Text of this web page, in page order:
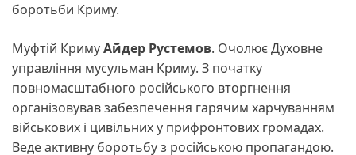
боротьби Криму.
Муфтій КримуАйдер Рустемов. Очолює Духовне
управління мусульман Криму. З початку
повномасштабного російського вторгнення
організовував забезпечення гарячим харчуванням
військових і цивільних у прифронтових громадах.
Веде активну боротьбу з російською пропагандою.